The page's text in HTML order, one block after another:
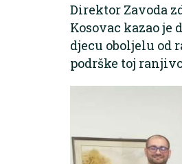
Direktor Zavoda
Kosovac kazao je
djecu oboljelu od
podrške toj